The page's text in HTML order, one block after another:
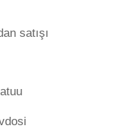
satışı